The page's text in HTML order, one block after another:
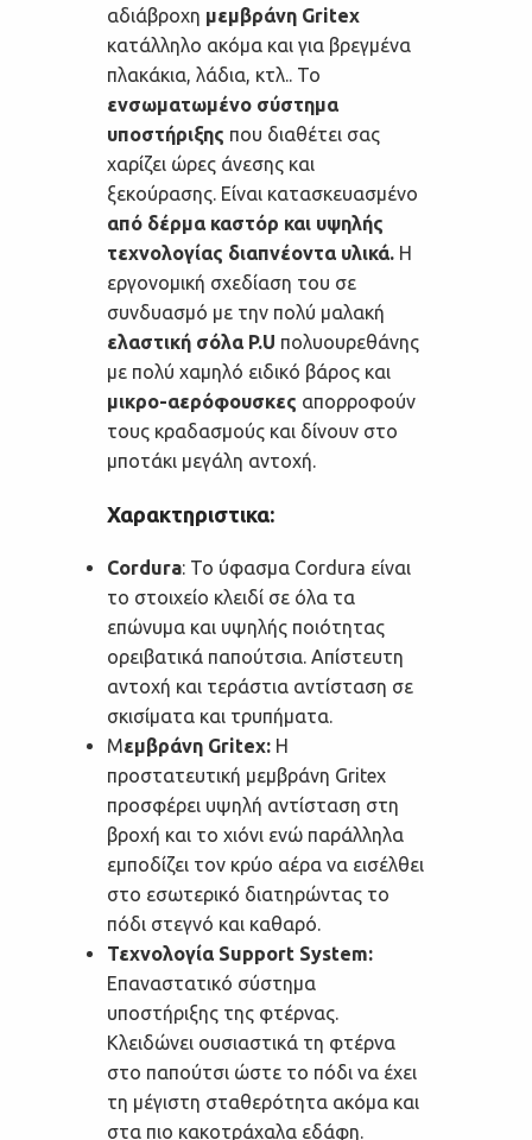
αδιάβροχη μεμβράνη Gritex
κατάλληλο ακόμα και για βρεγμένα
πλακάκια, λάδια, κτλ.. Το
ενσωματωμένο σύστημα
υποστήριξης που διαθέτει σας
χαρίζει ώρες άνεσης και
ξεκούρασης. Είναι κατασκευασμένο
από δέρμα καστόρ και υψηλής
τεχνολογίας διαπνέοντα υλικά. Η
εργονομική σχεδίαση του σε
συνδυασμό με την πολύ μαλακή
ελαστική σόλα P.U πολυουρεθάνης
με πολύ χαμηλό ειδικό βάρος και
μικρο-αερόφουσκες απορροφούν
τους κραδασμούς και δίνουν στο
μποτάκι μεγάλη αντοχή.
Χαρακτηριστικα:
Cordura: Το ύφασμα Cordura είναι
το στοιχείο κλειδί σε όλα τα
επώνυμα και υψηλής ποιότητας
ορειβατικά παπούτσια. Απίστευτη
αντοχή και τεράστια αντίσταση σε
σκισίματα και τρυπήματα.
Μεμβράνη Gritex: Η
προστατευτική μεμβράνη Gritex
προσφέρει υψηλή αντίσταση στη
βροχή και το χιόνι ενώ παράλληλα
εμποδίζει τον κρύο αέρα να εισέλθει
στο εσωτερικό διατηρώντας το
πόδι στεγνό και καθαρό.
Τεχνολογία Support System:
Επαναστατικό σύστημα
υποστήριξης της φτέρνας.
Κλειδώνει ουσιαστικά τη φτέρνα
στο παπούτσι ώστε το πόδι να έχει
τη μέγιστη σταθερότητα ακόμα και
στα πιο κακοτράχαλα εδάφη.